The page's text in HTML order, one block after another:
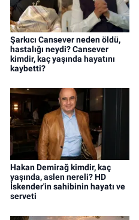
Şarkıcı Cansever neden öldü,
hastalığı neydi? Cansever
kimdir, kaç yaşında hayatını
kaybetti?
Hakan Demirağ kimdir, kaç
yaşında, aslen nereli? HD
İskender'in sahibinin hayatı ve
serveti